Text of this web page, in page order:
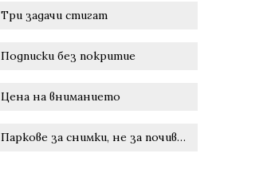
Три задачи стигат
Подписки без покритие
Цена на вниманието
Паркове за снимки, не за почивка